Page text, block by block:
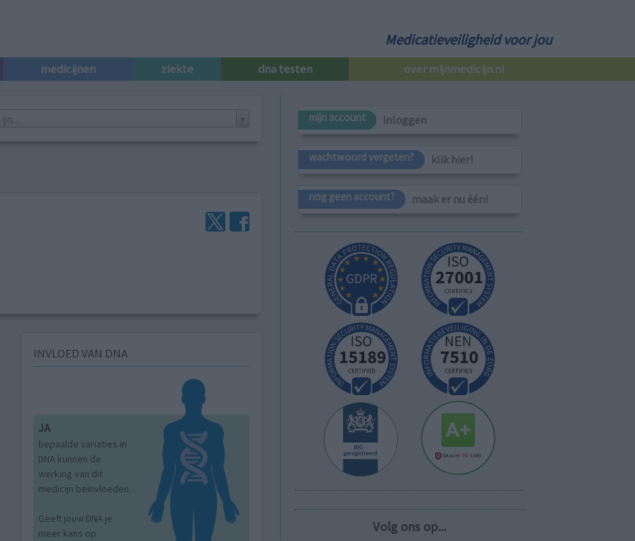
Medicatieveiligheid voor jou
medicijnen ziekte dna testen over mijnmedicijn.nl
INVLOED VAN DNA
JA
bepaalde variaties in
DNA kunnen de
werking van dit
medicijn beïnvloeden.
Geeft jouw DNA je
meer kans op
mijn account inloggen
wachtwoord vergeten? klik hier!
nog geen account? maak er nu één!
Volg ons op...